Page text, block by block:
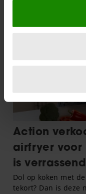
Informatie
locatie, die tot
scannen op
verwerkt en stel uw
intrekken in de
We gebruiken
personaliseren, om
en om ons
informatie over uw
partners voor social
partners kunnen